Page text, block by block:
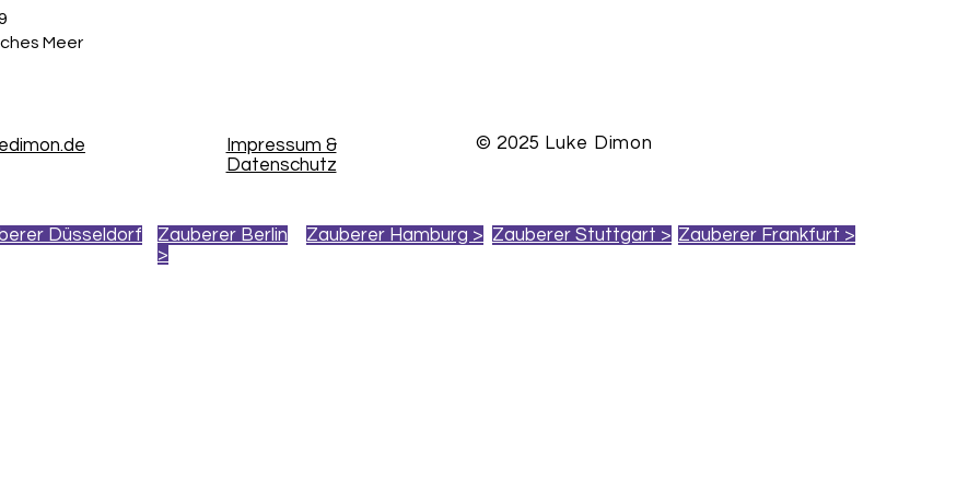
Meer
Düsseldorf
Impressum &
Datenschutz
© 2025 Luke Dimon
Zauberer Berlin
>
Zauberer Hamburg > Zauberer Stuttgart > Zauberer Frankfurt >